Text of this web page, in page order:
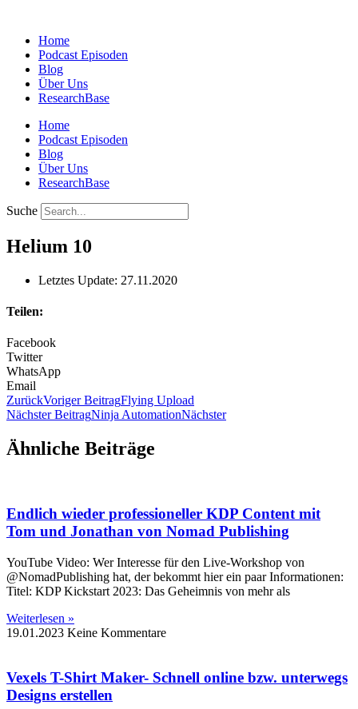
springenHome
Podcast Episoden
Blog
Über Uns
ResearchBase
Home
Podcast Episoden
Blog
Über Uns
ResearchBase
Suche
Helium 10
Letztes Update: 27.11.2020
Teilen:
Facebook
Twitter
WhatsApp
Email
ZurückVoriger BeitragFlying Upload
Nächster BeitragNinja AutomationNächster
Ähnliche Beiträge
Endlich wieder professioneller KDP Content mit
Tom und Jonathan von Nomad Publishing
YouTube Video: Wer Interesse für den Live-Workshop von
@NomadPublishing hat, der bekommt hier ein paar Informationen:
Titel: KDP Kickstart 2023: Das Geheimnis von mehr als
Weiterlesen »
19.01.2023 Keine Kommentare
Vexels T-Shirt Maker- Schnell online bzw. unterwegs
Designs erstellen